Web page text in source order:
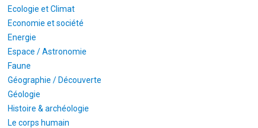
Ecologie et Climat
Economie et société
Energie
Espace / Astronomie
Faune
Géographie / Découverte
Géologie
Histoire & archéologie
Le corps humain